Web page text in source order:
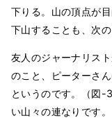
下りる。山の頂点が
下山することも、次
友人のジャーナリス
のこと、ピーターさ
というのです。（図-
い山々の連なりです。